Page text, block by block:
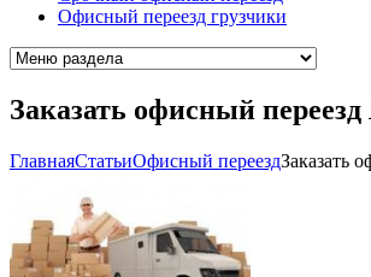
Офисный переезд грузчики
Заказать офисный переезд
ГлавнаяCтатьиОфисный переездЗаказать